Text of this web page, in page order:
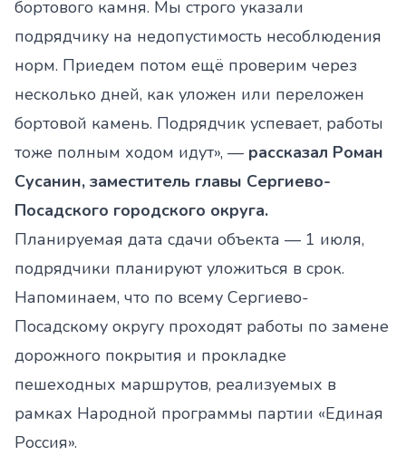
бортового камня. Мы строго указали
подрядчику на недопустимость несоблюдения
норм. Приедем потом ещё проверим через
несколько дней, как уложен или переложен
бортовой камень. Подрядчик успевает, работы
тоже полным ходом идут», — рассказал Роман
Сусанин, заместитель главы Сергиево-
Посадского городского округа.
Планируемая дата сдачи объекта — 1 июля,
подрядчики планируют уложиться в срок.
Напоминаем, что по всему Сергиево-
Посадскому округу проходят работы по замене
дорожного покрытия и прокладке
пешеходных маршрутов, реализуемых в
рамках Народной программы партии «Единая
Россия».